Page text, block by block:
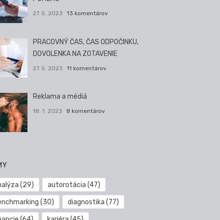
27. 5. 2023 13 komentárov
PRACOVNÝ ČAS, ČAS ODPOČINKU,
DOVOLENKA NA ZOTAVENIE
27. 5. 2023 11 komentárov
Reklama a médiá
18. 1. 2023 8 komentárov
(29) autorotácia (47)
(30) diagnostika (77)